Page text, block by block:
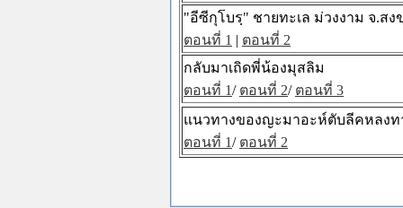
"อีซีกุโบรฺ" ชายทะเล ม่วงงาม จ.สง
ตอนที่ 1 | ตอนที่ 2
กลับมาเถิดพี่น้องมุสลิม
ตอนที่ 1/ ตอนที่ 2/ ตอนที่ 3
แนวทางของญะมาอะห์ตับลีคหลงท
ตอนที่ 1/ ตอนที่ 2